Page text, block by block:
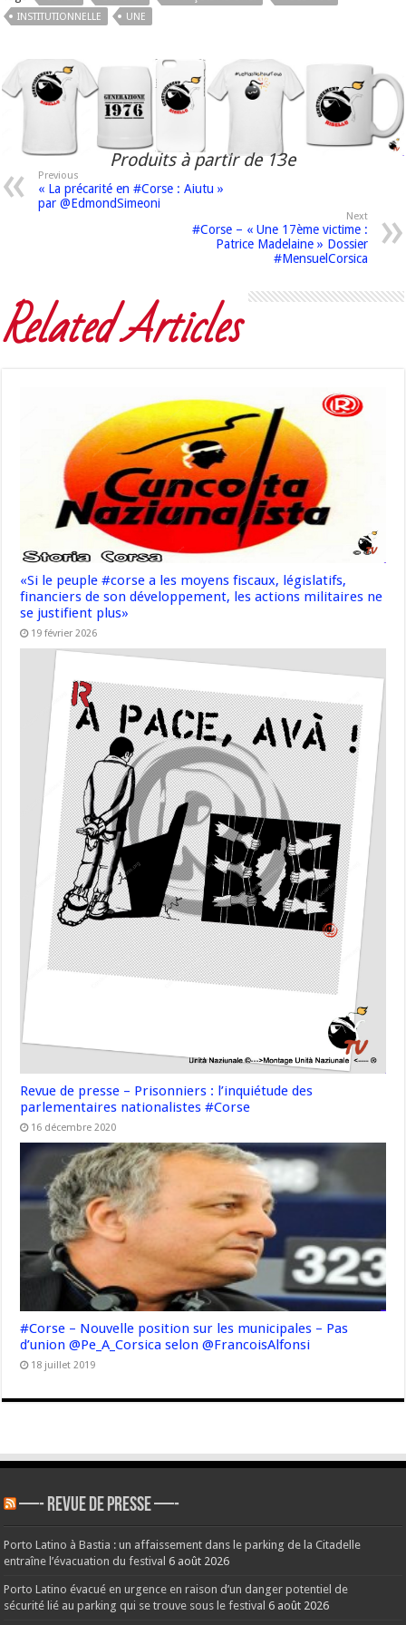
INSTITUTIONNELLE
UNE
Produits à partir de 13e
Previous
« La précarité en #Corse : Aiutu »
par @EdmondSimeoni
Next
#Corse – « Une 17ème victime :
Patrice Madelaine » Dossier
#MensuelCorsica
Related Articles
«Si le peuple #corse a les moyens fiscaux, législatifs,
financiers de son développement, les actions militaires ne
se justifient plus»
19 février 2026
Revue de presse – Prisonniers : l’inquiétude des
parlementaires nationalistes #Corse
16 décembre 2020
#Corse – Nouvelle position sur les municipales – Pas
d’union @Pe_A_Corsica selon @FrancoisAlfonsi
18 juillet 2019
—- REVUE DE PRESSE —-
Porto Latino à Bastia : un affaissement dans le parking de la Citadelle
entraîne l’évacuation du festival 6 août 2026
Porto Latino évacué en urgence en raison d’un danger potentiel de
sécurité lié au parking qui se trouve sous le festival 6 août 2026